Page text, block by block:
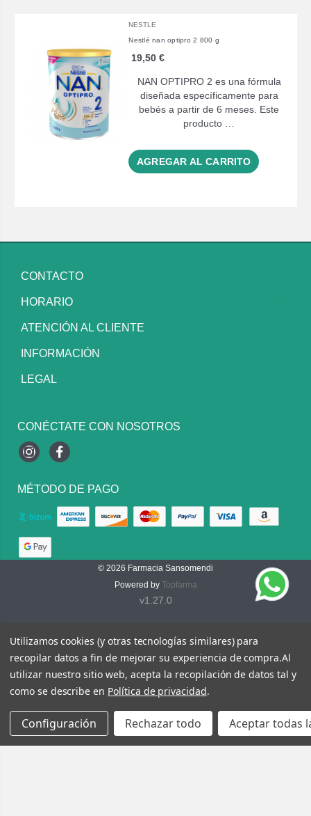
NESTLE
Nestlé nan optipro 2 800 g
19,50 €
NAN OPTIPRO 2 es una fórmula
diseñada específicamente para
bebés a partir de 6 meses. Este
producto …
AGREGAR AL CARRITO
CONTACTO
HORARIO
ATENCIÓN AL CLIENTE
INFORMACIÓN
LEGAL
CONÉCTATE CON NOSOTROS
InstagramFacebook
MÉTODO DE PAGO
© 2026 Farmacia Sansomendi
Powered by Topfarma
v1.27.0
Utilizamos cookies (y otras tecnologías similares) para
recopilar datos a fin de mejorar su experiencia de compra.Al
utilizar nuestro sitio web, acepta la recopilación de datos tal y
como se describe en Política de privacidad.
Configuración Rechazar todo Aceptar todas